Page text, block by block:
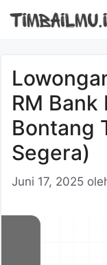
RM Bank
Bontang
Segera)
Juni 17, 2025